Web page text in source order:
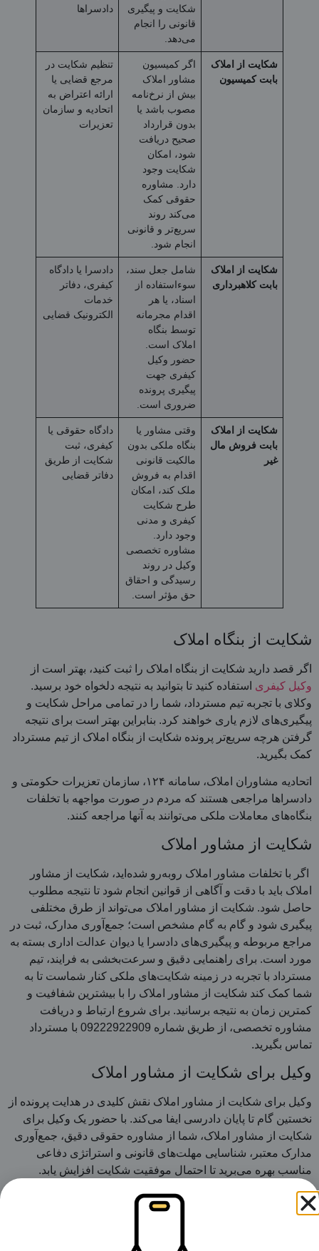
شکایت و پیگیری
قانونی را انجام
می‌دهد.
دادسراها
شکایت از املاک
بابت کمیسیون
اگر کمیسیون
مشاور املاک
بیش از نرخ‌نامه
مصوب باشد یا
بدون قرارداد
صحیح دریافت
شود، امکان
شکایت وجود
دارد. مشاوره
حقوقی کمک
می‌کند روند
سریع‌تر و قانونی
انجام شود.
تنظیم شکایت در
مرجع قضایی یا
ارائه اعتراض به
اتحادیه و سازمان
تعزیرات
شکایت از املاک
بابت کلاهبرداری
شامل جعل سند،
سوءاستفاده از
اسناد، یا هر
اقدام مجرمانه
توسط بنگاه
املاک است.
حضور وکیل
کیفری جهت
پیگیری پرونده
ضروری است.
دادسرا یا دادگاه
کیفری، دفاتر
خدمات
الکترونیک قضایی
شکایت از املاک
بابت فروش مال
غیر
وقتی مشاور یا
بنگاه ملکی بدون
مالکیت قانونی
اقدام به فروش
ملک کند، امکان
طرح شکایت
کیفری و مدنی
وجود دارد.
مشاوره تخصصی
وکیل در روند
رسیدگی و احقاق
حق مؤثر است.
دادگاه حقوقی یا
کیفری، ثبت
شکایت از طریق
دفاتر قضایی
شکایت از بنگاه املاک
اگر قصد دارید شکایت از بنگاه املاک را ثبت کنید، بهتر است از
وکیل کیفری استفاده کنید تا بتوانید به نتیجه دلخواه خود برسید.
وکلای با تجربه تیم مسترداد، شما را در تمامی مراحل شکایت و
پیگیری‌های لازم یاری خواهند کرد. بنابراین بهتر است برای نتیجه
گرفتن هرچه سریع‌تر پرونده شکایت از بنگاه املاک از تیم مسترداد
کمک بگیرید.
اتحادیه مشاوران املاک، سامانه ۱۲۴، سازمان تعزیرات حکومتی و
دادسراها مراجعی هستند که مردم در صورت مواجهه با تخلفات
بنگاه‌های معاملات ملکی می‌توانند به آنها مراجعه کنند.
شکایت از مشاور املاک
اگر با تخلفات مشاور املاک روبه‌رو شده‌اید، شکایت از مشاور
املاک باید با دقت و آگاهی از قوانین انجام شود تا نتیجه مطلوب
حاصل شود. شکایت از مشاور املاک می‌تواند از طرق مختلفی
پیگیری شود و گام به گام مشخص است؛ جمع‌آوری مدارک، ثبت در
مراجع مربوطه و پیگیری‌های دادسرا یا دیوان عدالت اداری بسته به
مورد است. برای راهنمایی دقیق و سرعت‌بخشی به فرایند، تیم
مسترداد با تجربه در زمینه شکایت‌های ملکی کنار شماست تا به
شما کمک کند شکایت از مشاور املاک را با بیشترین شفافیت و
کمترین زمان به نتیجه برسانید. برای شروع ارتباط و دریافت
مشاوره تخصصی، از طریق شماره 09222922909 با مسترداد
تماس بگیرید.
وکیل برای شکایت از مشاور املاک
وکیل برای شکایت از مشاور املاک نقش کلیدی در هدایت پرونده از
نخستین گام تا پایان دادرسی ایفا می‌کند. با حضور یک وکیل برای
شکایت از مشاور املاک، شما از مشاوره حقوقی دقیق، جمع‌آوری
مدارک معتبر، شناسایی مهلت‌های قانونی و استراتژی دفاعی
مناسب بهره می‌برید تا احتمال موفقیت شکایت افزایش یابد.
مسترداد با تیم وکلای متخصص در حوزه املاک، آماده است تا به
عنوان وکیل برای شکایت از مشاور املاک کنار شما باشد و